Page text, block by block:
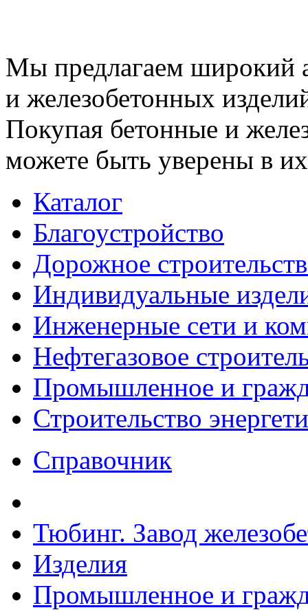
Мы предлагаем широкий
и железобетонных
Покупая бетонные и
можете быть уверены в их
Каталог
Благоустройство
Дорожное
Индивидуальные
Инженерные сети и
Нефтегазовое
Промышленное и
Строительство
Справочник
Тюбинг. Завод
Изделия
Промышленное и